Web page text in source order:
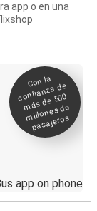
app o en una
Con la
confianza de
más de 500
millones de
pasajeros